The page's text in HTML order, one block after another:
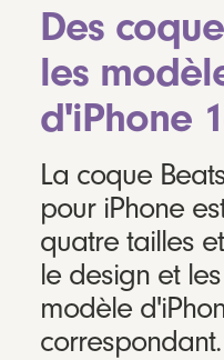
Des
les
d'iPhone
La coque
pour iPhone
quatre tailles
le design et
modèle
correspondant.